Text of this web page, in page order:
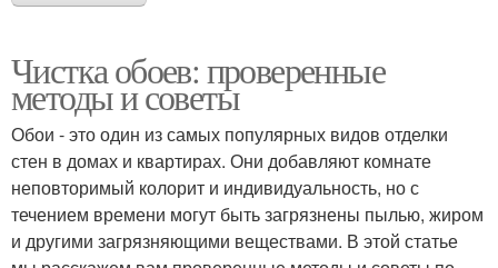
Чистка обоев: проверенные
методы и советы
Обои - это один из самых популярных видов отделки
стен в домах и квартирах. Они добавляют комнате
неповторимый колорит и индивидуальность, но с
течением времени могут быть загрязнены пылью, жиром
и другими загрязняющими веществами. В этой статье